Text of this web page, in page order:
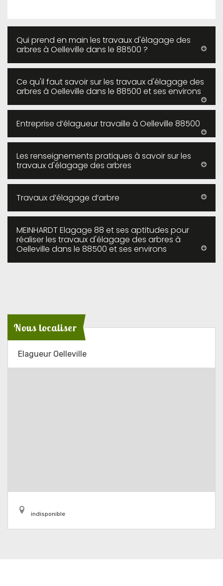
Qui prend en main les travaux d'élagage des
arbres à Oelleville dans le 88500 ?
Ce qu'il faut savoir sur les travaux d'élagage des
arbres à Oelleville dans le 88500 et ses environs
Entreprise d’élagueur travaille à Oelleville 88500
Les renseignements pratiques à savoir sur les
travaux d'élagage des arbres
Travaux d’élagage d’arbre
MEINHARDT Elagage 88 et ses aptitudes pour
réaliser les travaux d'élagage des arbres à
Oelleville dans le 88500 et ses environs
Nous localiser
Elagueur Oelleville
indisponible